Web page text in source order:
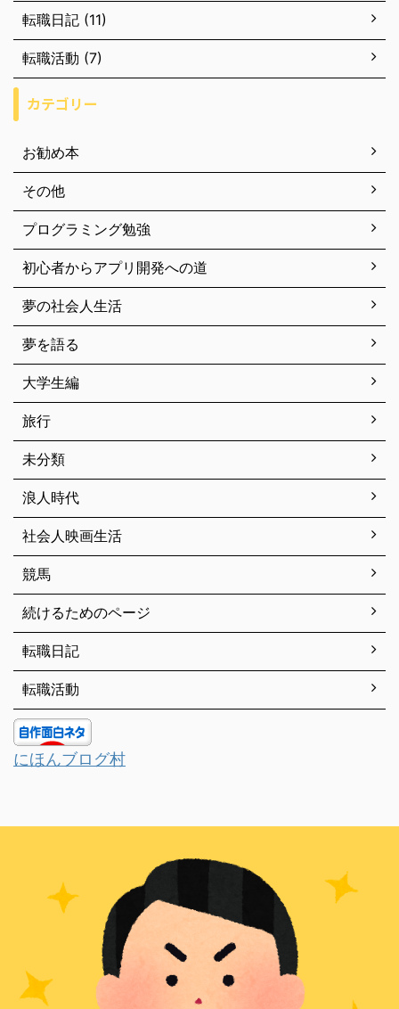
転職日記 (11)
転職活動 (7)
カテゴリー
お勧め本
その他
プログラミング勉強
初心者からアプリ開発への道
夢の社会人生活
夢を語る
大学生編
旅行
未分類
浪人時代
社会人映画生活
競馬
続けるためのページ
転職日記
転職活動
にほんブログ村